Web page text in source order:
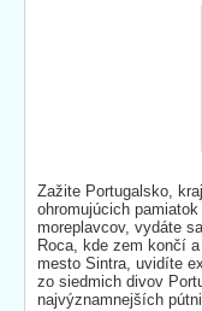
Zažite Portugalsko,
ohromujúcich
moreplavcov, vydáte
Roca, kde zem končí
mesto Sintra, uvidíte
zo siedmich divov
najvýznamnejších